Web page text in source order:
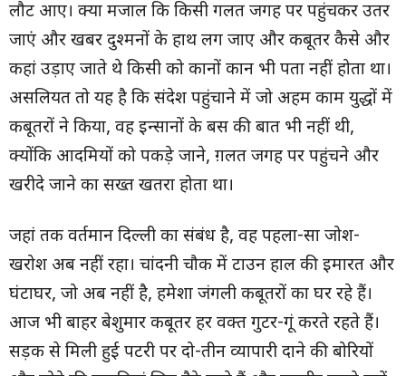
लौट आए। क्या मजाल कि किसी गलत जगह पर पहुंचकर उतर
जाएं और खबर दुश्मनों के हाथ लग जाए और कबूतर कैसे और
कहां उड़ाए जाते थे किसी को कानों कान भी पता नहीं होता था।
असलियत तो यह है कि संदेश पहुंचाने में जो अहम काम युद्धों में
कबूतरों ने किया, वह इन्सानों के बस की बात भी नहीं थी,
क्योंकि आदमियों को पकड़े जाने, ग़लत जगह पर पहुंचने और
खरीदे जाने का सख्त खतरा होता था।
जहां तक वर्तमान दिल्ली का संबंध है, वह पहला-सा जोश-
खरोश अब नहीं रहा। चांदनी चौक में टाउन हाल की इमारत और
घंटाघर, जो अब नहीं है, हमेशा जंगली कबूतरों का घर रहे हैं।
आज भी बाहर बेशुमार कबूतर हर वक्त गुटर-गूं करते रहते हैं।
सड़क से मिली हुई पटरी पर दो-तीन व्यापारी दाने की बोरियों